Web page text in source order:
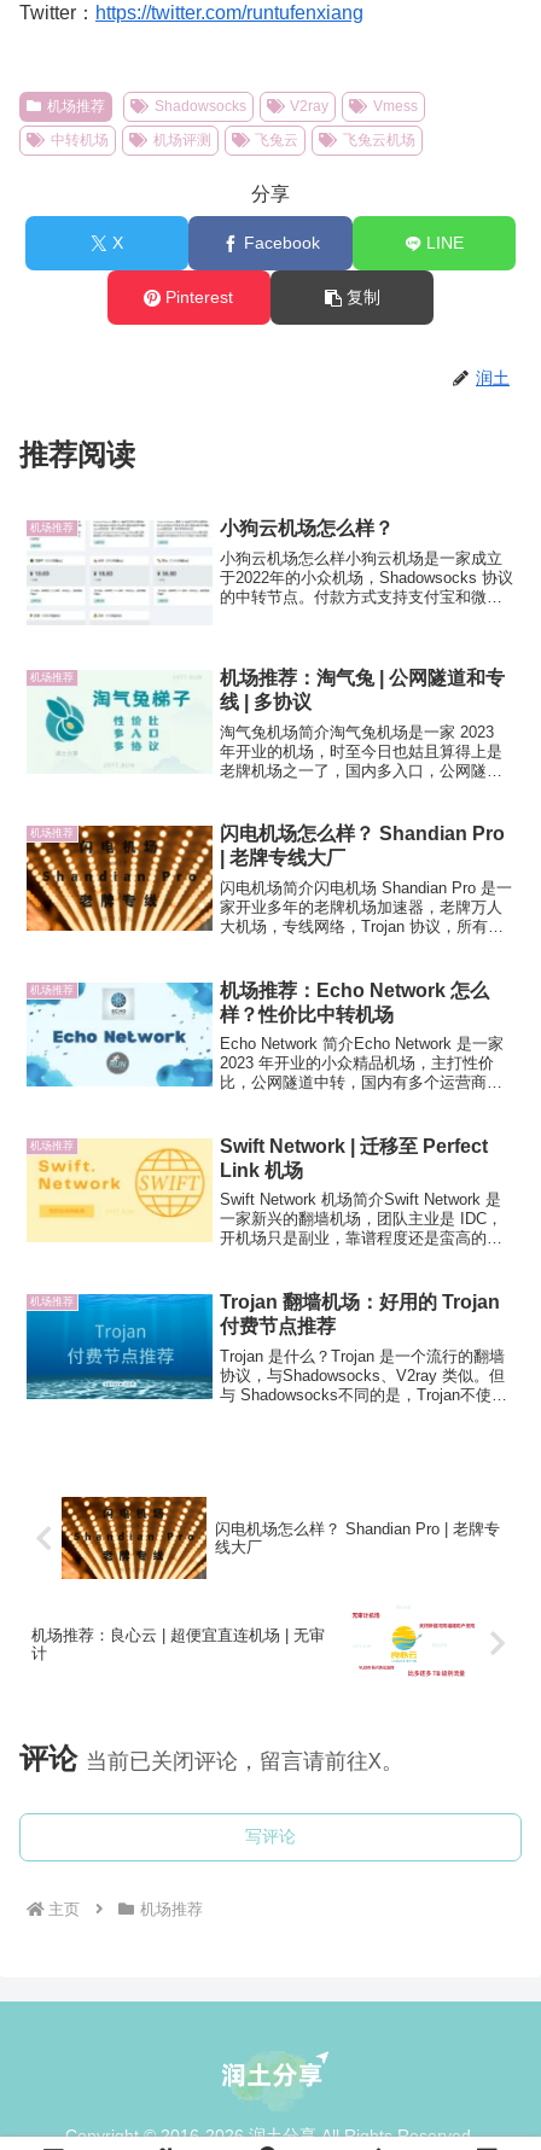
Twitter： https://twitter.com/runtufenxiang
机场推荐 Shadowsocks V2ray
Vmess
中转机场
机场评测 飞兔云 飞兔云机场
分享
X Facebook LINE
Pinterest 复制
润土
推荐阅读
机场推荐 小狗云机场怎么样？
小狗云机场怎么样小狗云机场是一家成立
于2022年的小众机场，Shadowsocks 协议
的中转节点。付款方式支持支付宝和微
机场优惠...
机场推荐
机场推荐：淘气兔 | 公网隧道和专
线 | 多协议
淘气兔机场简介淘气兔机场是一家 2023
年开业的机场，时至今日也姑且算得上是
老牌机场之一了，国内多入口，公网隧道
到可领取套餐内可用流量。官方定制专属
客户...
机场推荐
闪电机场怎么样？ Shandian Pro
| 老牌专线大厂
闪电机场简介闪电机场 Shandian Pro 是一
家开业多年的老牌机场加速器，老牌万人
大机场，专线网络，Trojan 协议，所有节
Disney+ 流媒体...
机场推荐
机场推荐：Echo Network 怎么
样？性价比中转机场
Echo Network 简介Echo Network 是一家
2023 年开业的小众精品机场，主打性价
比，公网隧道中转，国内有多个运营商入
供。Echo 机场对流...
机场推荐
Swift Network | 迁移至 Perfect
Link 机场
Swift Network 机场简介Swift Network 是
一家新兴的翻墙机场，团队主业是 IDC，
开机场只是副业，靠谱程度还是蛮高的，
Shad...
机场推荐
Trojan 翻墙机场：好用的 Trojan
付费节点推荐
Trojan 是什么？Trojan 是一个流行的翻墙
协议，与Shadowsocks、V2ray 类似。但
与 Shadowsocks不同的是，Trojan不使用
闪电机场怎么样？ Shandian Pro | 老牌专
线大厂
机场推荐：良心云 | 超便宜直连机场 | 无审
计
评论 当前已关闭评论，留言请前往X。
写评论
主页 机场推荐
Copyright © 2016-2026 润土分享 All Rights Reserved.